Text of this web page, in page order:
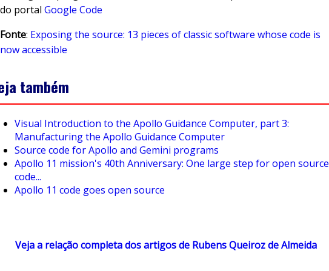
do portal Google Code
Fonte: Exposing the source: 13 pieces of classic software whose code is
now accessible
também
Visual Introduction to the Apollo Guidance Computer, part 3:
Manufacturing the Apollo Guidance Computer
Source code for Apollo and Gemini programs
Apollo 11 mission's 40th Anniversary: One large step for open source
code...
Apollo 11 code goes open source
Veja a relação completa dos artigos de Rubens Queiroz de Almeida